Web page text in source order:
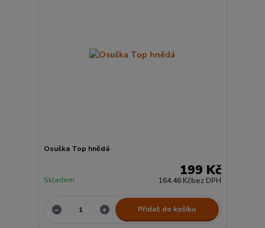
Osuška Top hnědá
199 Kč
164,46 Kčbez DPH
Skladem
Přidat do košíku